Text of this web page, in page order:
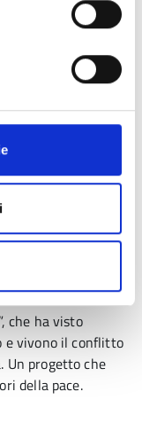
“Reggio
le giovani
conferito per la
e di difesa dei
della Pace” di
che ha visto
e vivono il conflitto
Un progetto che
della pace.